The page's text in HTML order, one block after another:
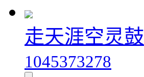
走天涯空灵鼓
1045373278